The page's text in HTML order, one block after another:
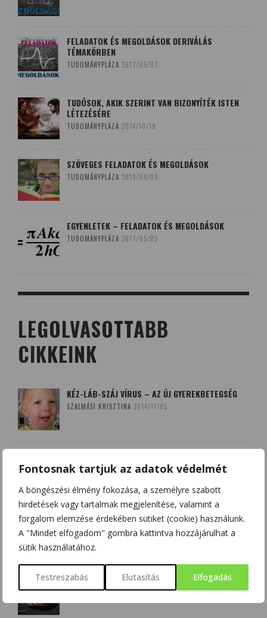
Fontosnak tartjuk az adatok védelmét
A böngészési élmény fokozása, a személyre szabott
hirdetések vagy tartalmak megjelenítése, valamint a
forgalom elemzése érdekében sütiket (cookie) használunk.
A "Mindet elfogadom" gombra kattintva hozzájárulhat a
sütik használatához.
Testreszabás Elutasítás Elfogadás
FELADATOK ÉS MEGOLDÁSOK DERIVÁLÁS
TÉMAKÖRBEN
TUDOMÁNYPLÁZA 2017/05/07
TUDÓSOK, AKIK SZERINT VAN BIZONYÍTÉK ISTEN
LÉTEZÉSÉRE
TUDOMÁNYPLÁZA 2014/10/19
SZÖVEGES FELADATOK ÉS MEGOLDÁSOK
TUDOMÁNYPLÁZA 2019/04/09
EGYENLETEK – FELADATOK ÉS MEGOLDÁSOK
TUDOMÁNYPLÁZA 2017/05/05
LEGOLVASOTTABB
CIKKEINK
KÉZ-LÁB-SZÁJ VÍRUS – AZ ÚJ GYEREKBETEGSÉG
SZALMÁSI KRISZTINA 2014/11/05
SZÖVETSÉGESEK A KORONAVÍRUS ELLEN?
BOLDOGSÁGUNK NÉGY FORRÁSA: DOPAMIN,
ENDORFIN, SZEROTONIN ÉS OXITOCIN
CSONKA BENCE
AGYÉRKATASZTRÓFÁK NYOMÁBAN
SZALMÁSI KRISZTINA 2017/10/08